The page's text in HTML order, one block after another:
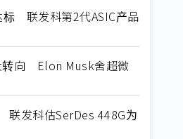
标 联发科第2代ASIC产品
转向 Elon Musk舍超微
发科估SerDes 448G为